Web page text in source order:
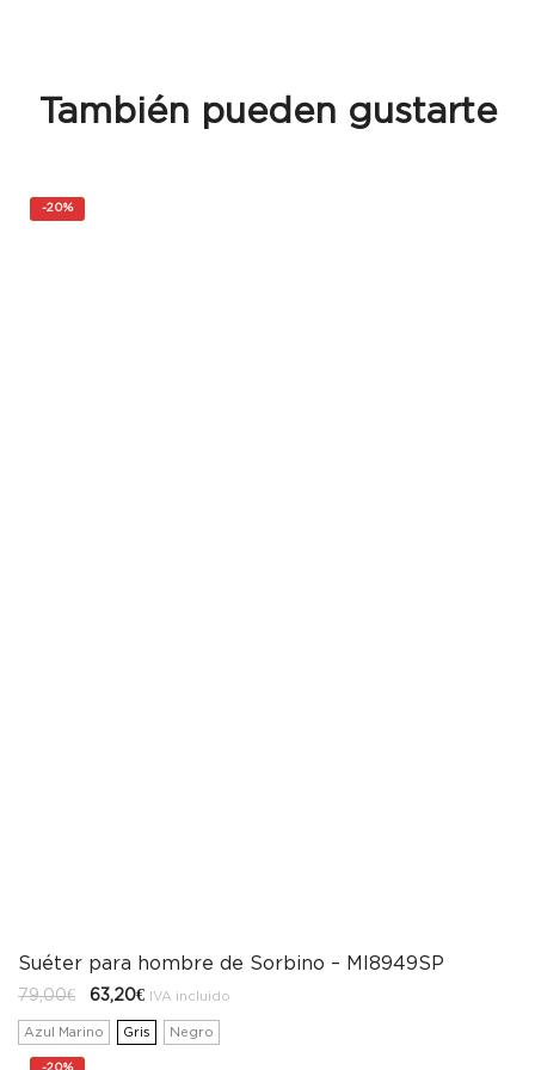
También pueden gustarte
-20%
Suéter para hombre de Sorbino – MI8949SP
79,00€
El
original
era:
79,00€.
63,20€El
actual
es:
IVA incluido
Azul Marino Gris Negro
-20%